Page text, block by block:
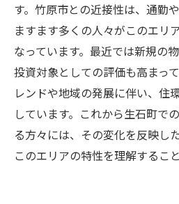
す。竹原市との近接性は、通勤
ますます多くの人々がこのエリ
なっています。最近では新規の
投資対象としての評価も高まっ
レンドや地域の発展に伴い、住
しています。これから生石町で
る方々には、その変化を反映し
このエリアの特性を理解するこ